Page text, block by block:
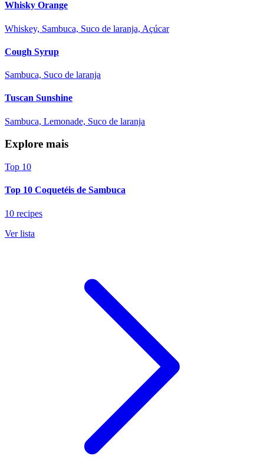
Whisky Orange
Whiskey, Sambuca, Suco de laranja, Açúcar
Cough Syrup
Sambuca, Suco de laranja
Tuscan Sunshine
Sambuca, Lemonade, Suco de laranja
Explore mais
Top 10
Top 10 Coquetéis de Sambuca
10 recipes
Ver lista